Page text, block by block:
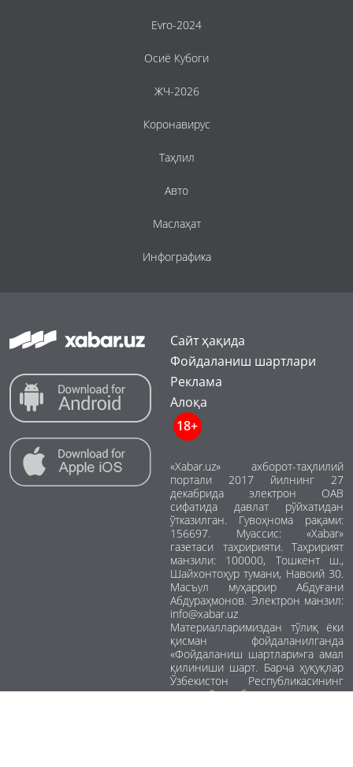
Evro-2024
Осиё Кубоги
ЖЧ-2026
Коронавирус
Таҳлил
Авто
Маслаҳат
Инфографика
Сайт ҳақида
Фойдаланиш шартлари
Реклама
Алоқа
18+
«Xabar.uz» ахборот-таҳлилий
портали 2017 йилнинг 27
декабрида электрон ОАВ
сифатида давлат рўйхатидан
ўтказилган. Гувоҳнома рақами:
156697. Муассис: «Xabar»
газетаси таҳририяти. Таҳририят
манзили: 100000, Тошкент ш.,
Шайхонтоҳур тумани, Навоий 30.
Масъул муҳаррир Абдуғани
Абдураҳмонов. Электрон манзил:
info@xabar.uz
Материалларимиздан тўлиқ ёки
қисман фойдаланилганда
«Фойдаланиш шартлари»га амал
қилиниши шарт. Барча ҳуқуқлар
Ўзбекистон Республикасининг
оммавий ахборот воситалари